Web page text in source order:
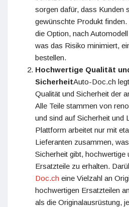
sorgen dafür, dass Kunden
gewünschte Produkt
die Option, nach
was das Risiko minimiert,
bestellen.
Hochwertige Qualität
SicherheitAuto-Doc.ch
Qualität und Sicherheit der
Alle Teile stammen von
und sind auf Sicherheit und
Plattform arbeitet nur mit
Lieferanten zusammen,
Sicherheit gibt, hochwertige
Ersatzteile zu erhalten.
Doc.ch eine Vielzahl an
hochwertigen Ersatzteilen
als die Originalausrüstung,